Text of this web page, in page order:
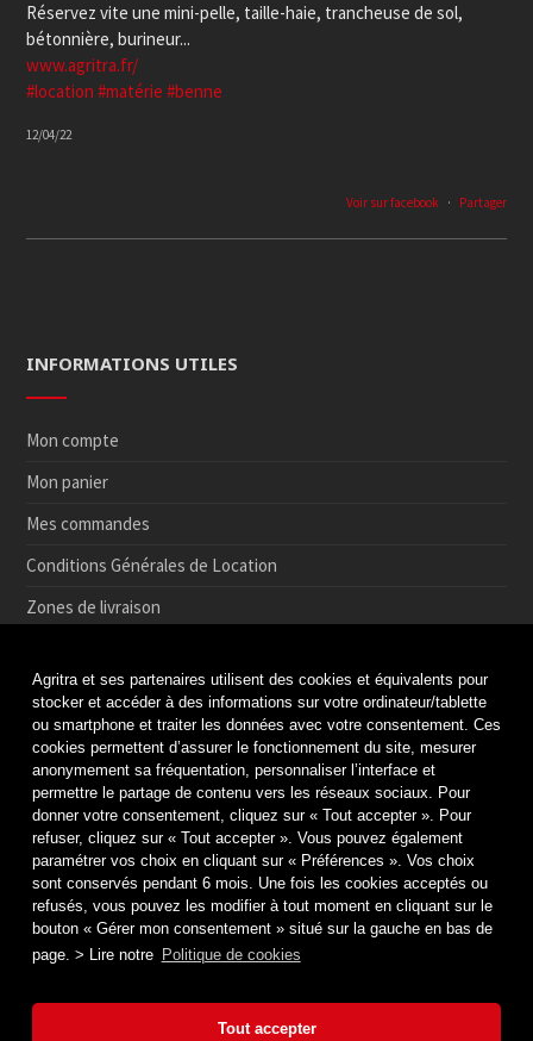
Réservez vite une mini-pelle, taille-haie, trancheuse de sol,
bétonnière, burineur...
www.agritra.fr/
#location #matérie #benne
12/04/22
Voir sur facebook · Partager
INFORMATIONS UTILES
Mon compte
Mon panier
Mes commandes
Conditions Générales de Location
Zones de livraison
Paiement sécurisé
Médiation de la consommation
Protection des données
Politique de cookies
Mentions légales & Crédits
Agritra et ses partenaires utilisent des cookies et équivalents pour
stocker et accéder à des informations sur votre ordinateur/tablette
ou smartphone et traiter les données avec votre consentement. Ces
cookies permettent d’assurer le fonctionnement du site, mesurer
anonymement sa fréquentation, personnaliser l’interface et
permettre le partage de contenu vers les réseaux sociaux. Pour
donner votre consentement, cliquez sur « Tout accepter ». Pour
refuser, cliquez sur « Tout accepter ». Vous pouvez également
paramétrer vos choix en cliquant sur « Préférences ». Vos choix
sont conservés pendant 6 mois. Une fois les cookies acceptés ou
refusés, vous pouvez les modifier à tout moment en cliquant sur le
bouton « Gérer mon consentement » situé sur la gauche en bas de
page. > Lire notre Politique de cookies
Tout accepter